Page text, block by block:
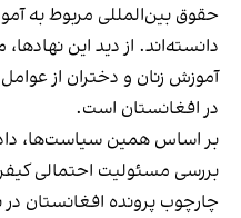
حقوق بین‌المللی مربوط به
دانسته‌اند. از دید این
آموزش زنان و دختران از
در افغانستان است.
بر اساس همین سیاست‌ها،
بررسی مسئولیت احتمالی
چارچوب پرونده افغانستان